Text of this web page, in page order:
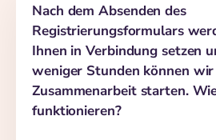
Nach dem Absenden des
Registrierungsformulars
Ihnen in Verbindung setzen
weniger Stunden können
Zusammenarbeit starten.
funktionieren?